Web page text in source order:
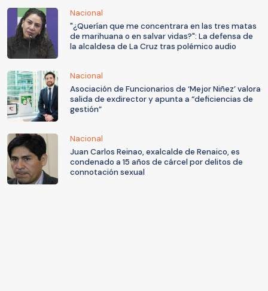
Nacional
"¿Querían que me concentrara en las tres matas
de marihuana o en salvar vidas?": La defensa de
la alcaldesa de La Cruz tras polémico audio
Nacional
Asociación de Funcionarios de ‘Mejor Niñez’ valora
salida de exdirector y apunta a “deficiencias de
gestión”
Nacional
Juan Carlos Reinao, exalcalde de Renaico, es
condenado a 15 años de cárcel por delitos de
connotación sexual